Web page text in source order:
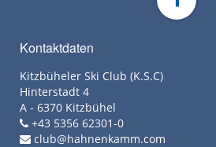
Kontaktdaten
Kitzbüheler Ski Club (K.S.C)
Hinterstadt 4
A - 6370 Kitzbühel
+43 5356 62301-0
club@hahnenkamm.com